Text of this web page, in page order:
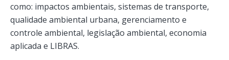
como: impactos ambientais, sistemas de transporte,
qualidade ambiental urbana, gerenciamento e
controle ambiental, legislação ambiental, economia
aplicada e LIBRAS.